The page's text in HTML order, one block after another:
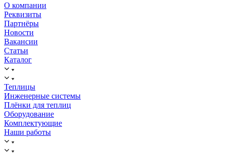
О компании
Реквизиты
Партнёры
Новости
Вакансии
Статьи
Каталог
Теплицы
Инженерные системы
Плёнки для теплиц
Оборудование
Комплектующие
Наши работы